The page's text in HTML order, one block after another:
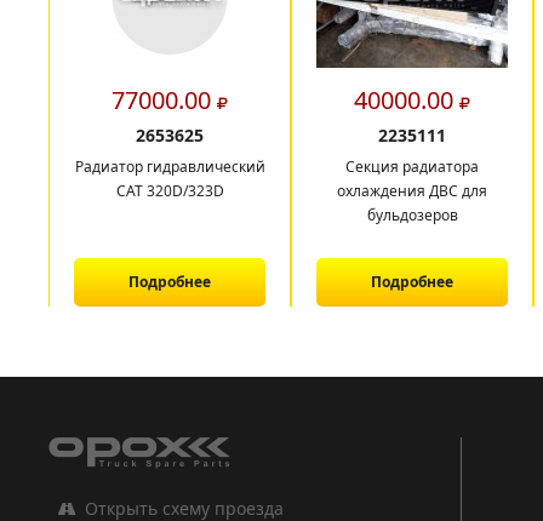
77000.00
2653625
Радиатор гидравлический
CAT 320D/323D
Подробнее
40000.00
2235111
Секция радиатора
охлаждения ДВС для
бульдозеров
Подробнее
Открыть схему проезда